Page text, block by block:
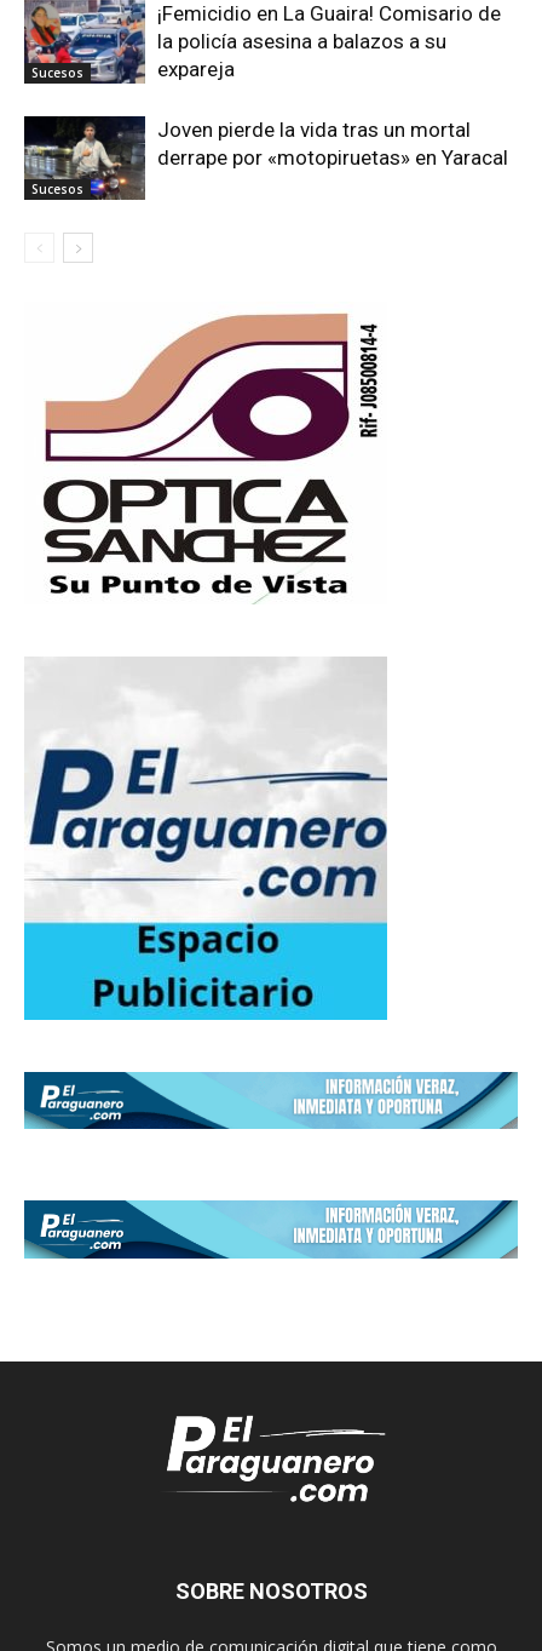
Sucesos
¡Femicidio en La Guaira! Comisario de
la policía asesina a balazos a su
expareja
Sucesos
Joven pierde la vida tras un mortal
derrape por «motopiruetas» en Yaracal
SOBRE NOSOTROS
Somos un medio de comunicación digital que tiene como